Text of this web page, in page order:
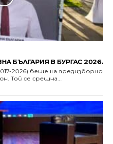
БЪЛГАРИЯ В БУРГАС 2026.
2026) беше на предизборно
Той се срещна...